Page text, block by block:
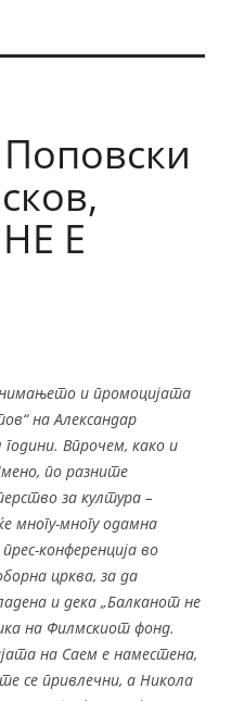
Е
и промоцијата
на Александар
Впрочем, како и
по разните
за култура –
многу-многу одамна
конференција во
црква, за да
и дека „Балканот не
на Филмскиот фонд.
на Саем е наместена,
се привлечни, а Никола